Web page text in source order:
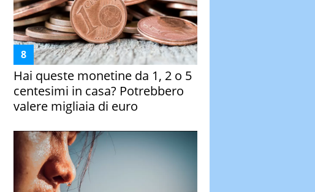
Hai queste monetine da 1, 2 o 5
centesimi in casa? Potrebbero
valere migliaia di euro